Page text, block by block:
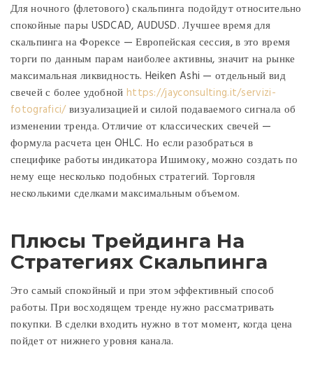
Для ночного (флетового) скальпинга подойдут относительно
спокойные пары USDCAD, AUDUSD. Лучшее время для
скальпинга на Форексе — Европейская сессия, в это время
торги по данным парам наиболее активны, значит на рынке
максимальная ликвидность. Heiken Ashi — отдельный вид
свечей с более удобной https://jayconsulting.it/servizi-
fotografici/визуализацией и силой подаваемого сигнала об
изменении тренда. Отличие от классических свечей —
формула расчета цен OHLC. Но если разобраться в
специфике работы индикатора Ишимоку, можно создать по
нему еще несколько подобных стратегий. Торговля
несколькими сделками максимальным объемом.
Плюсы Трейдинга На
Стратегиях Скальпинга
Это самый спокойный и при этом эффективный способ
работы. При восходящем тренде нужно рассматривать
покупки. В сделки входить нужно в тот момент, когда цена
пойдет от нижнего уровня канала.